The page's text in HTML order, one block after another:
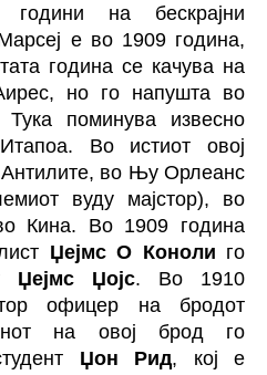
на бескрајни
е во 1909 година,
година се качува на
но го напушта во
поминува извесно
Во истиот овој
Антилите, во Њу Орлеанс
вуду мајстор), во
Кина. Во 1909 година
Џејмс О Коноли го
Џејмс Џојс. Во 1910
офицер на бродот
на овој брод го
Џон Рид, кој е